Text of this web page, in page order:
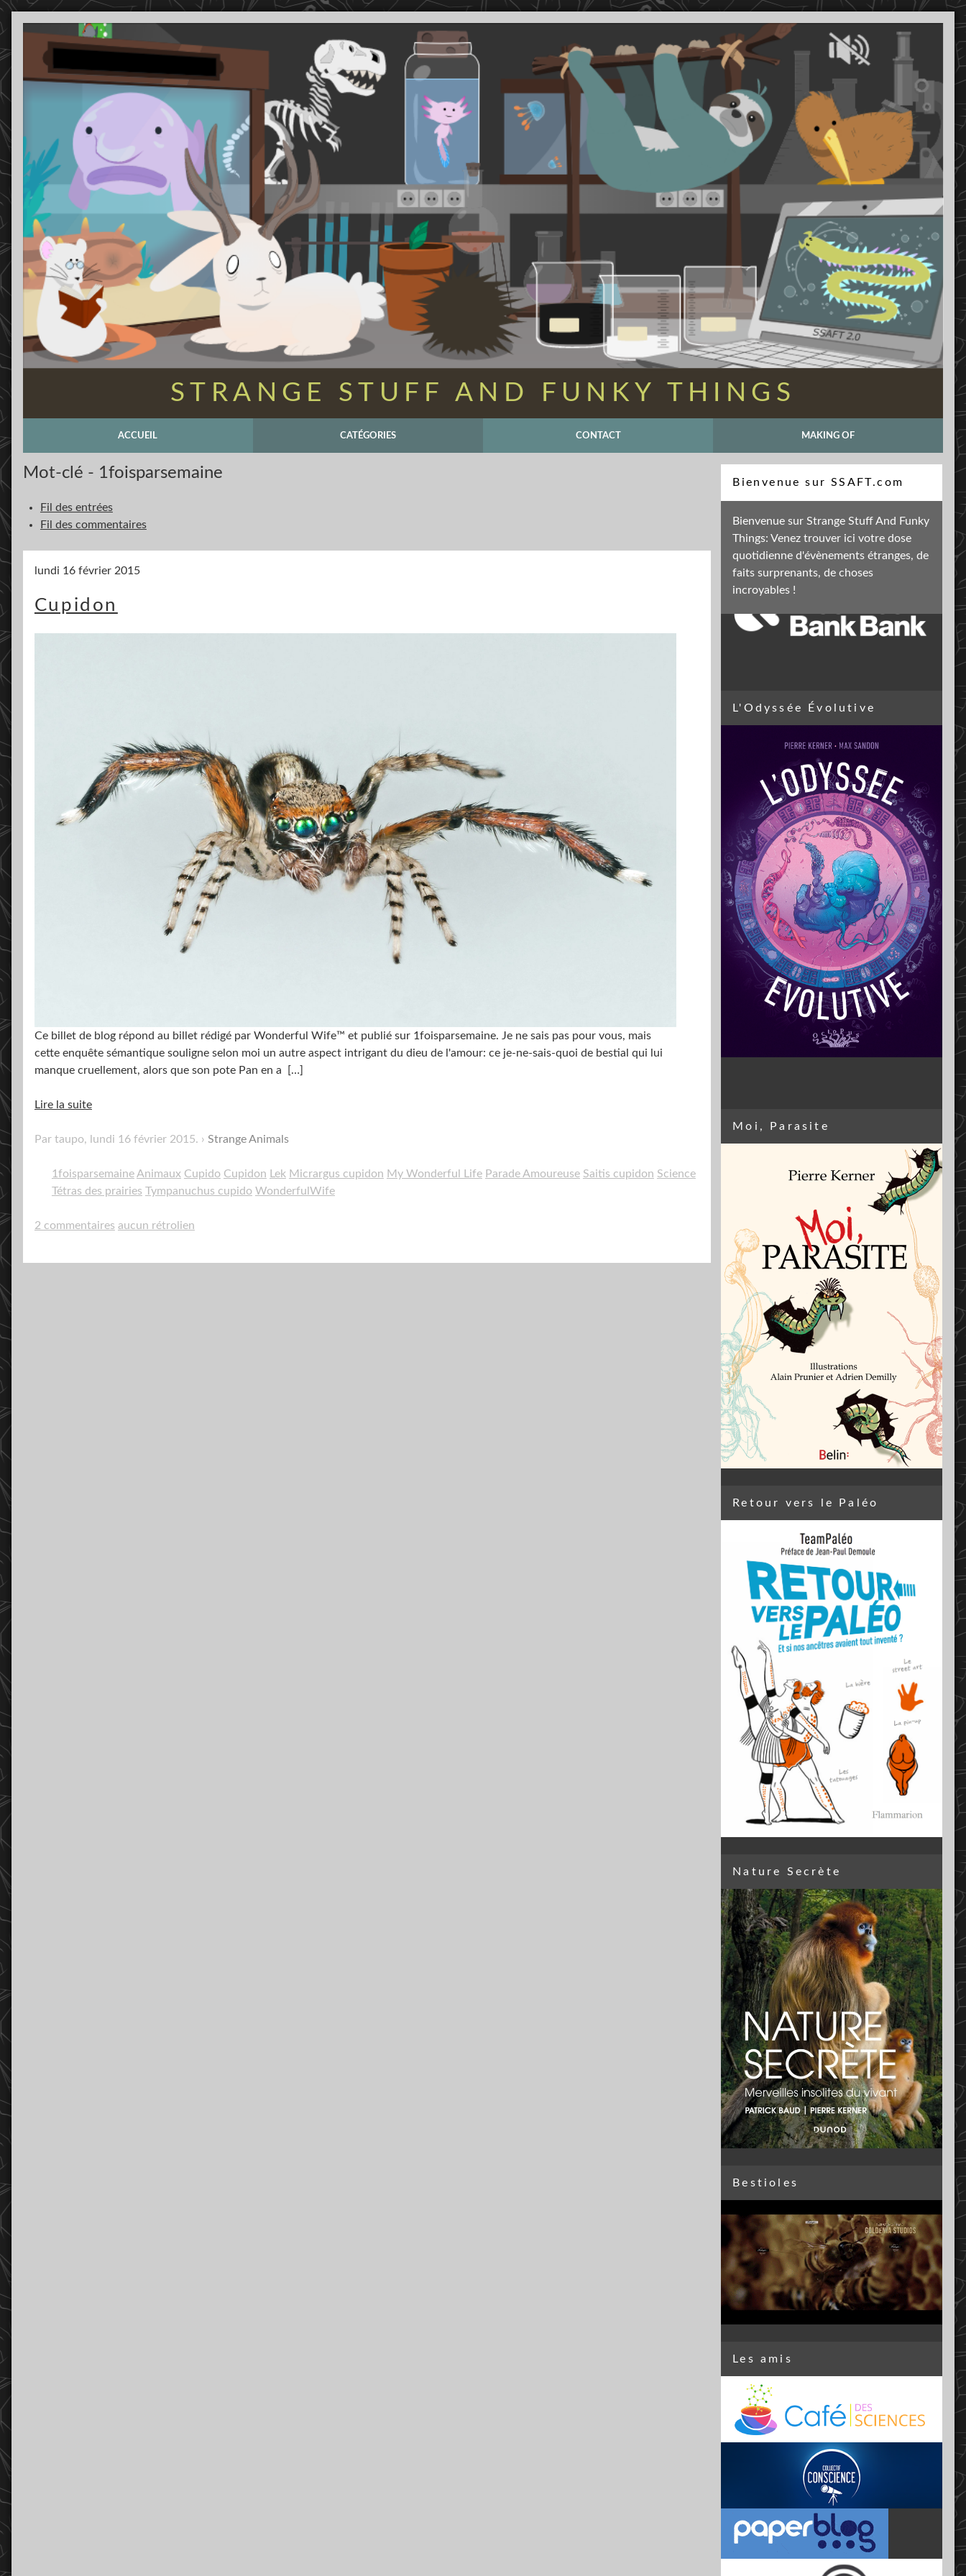
STRANGE STUFF AND FUNKY THINGS
ACCUEIL CATÉGORIES CONTACT MAKING OF
Mot-clé - 1foisparsemaine
Fil des entrées
Fil des commentaires
lundi 16 février 2015
Cupidon
Ce billet de blog répond au billet rédigé par Wonderful Wife™ et publié sur 1foisparsemaine. Je ne sais pas pour vous, mais
cette enquête sémantique souligne selon moi un autre aspect intrigant du dieu de l'amour: ce je-ne-sais-quoi de bestial qui lui
manque cruellement, alors que son pote Pan en a
[…]
Lire la suite
Par taupo, lundi 16 février 2015. Strange Animals
1foisparsemaineAnimaux Cupido Cupidon Lek Micrargus cupidon My Wonderful Life Parade Amoureuse Saitis cupidon Science
Tétras des prairies Tympanuchus cupido WonderfulWife
2 commentaires aucun rétrolien
Bienvenue sur SSAFT.com
Bienvenue sur Strange Stuff And Funky
Things: Venez trouver ici votre dose
quotidienne d'évènements étranges, de
faits surprenants, de choses
incroyables !
Recherche
Soutenez mon activité
L'Odyssée Évolutive
Moi, Parasite
Retour vers le Paléo
Nature Secrète
Bestioles
Les amis